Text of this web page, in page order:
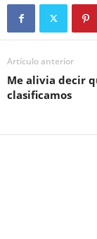
Artículo anterior
Me alivia decir
clasificamos